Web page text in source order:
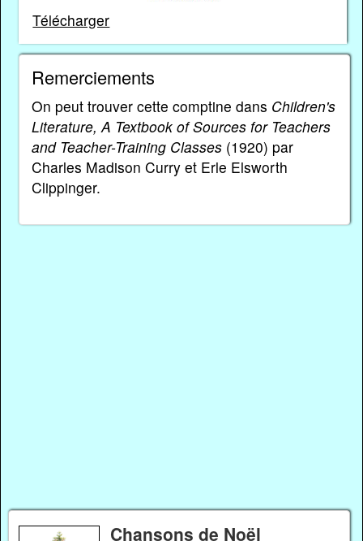
Télécharger
Remerciements
On peut trouver cette comptine dans Children's
Literature, A Textbook of Sources for Teachers
and Teacher-Training Classes(1920) par
Charles Madison Curry et Erle Elsworth
Clippinger.
Chansons de Noël